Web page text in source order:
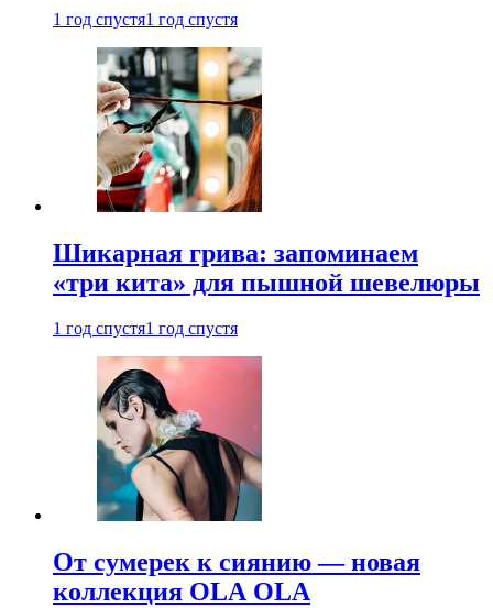
1 год спустя1 год спустя
Шикарная грива: запоминаем
«три кита» для пышной шевелюры
1 год спустя1 год спустя
От сумерек к сиянию — новая
коллекция OLA OLA